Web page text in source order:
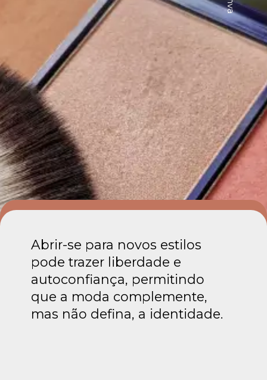
Abrir-se para novos estilos
pode trazer liberdade e
autoconfiança, permitindo
que a moda complemente,
mas não defina, a identidade.